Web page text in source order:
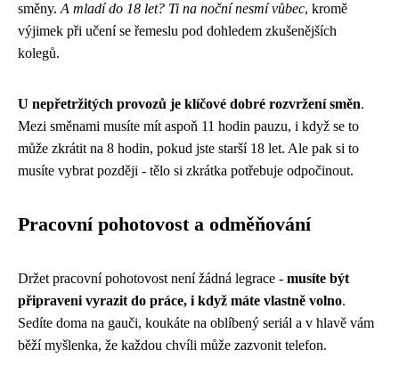
směny. A mladí do 18 let? Ti na noční nesmí vůbec, kromě
výjimek při učení se řemeslu pod dohledem zkušenějších
kolegů.
U nepřetržitých provozů je klíčové dobré rozvržení směn.
Mezi směnami musíte mít aspoň 11 hodin pauzu, i když se to
může zkrátit na 8 hodin, pokud jste starší 18 let. Ale pak si to
musíte vybrat později - tělo si zkrátka potřebuje odpočinout.
Pracovní pohotovost a odměňování
Držet pracovní pohotovost není žádná legrace - musíte být
připraveni vyrazit do práce, i když máte vlastně volno.
Sedíte doma na gauči, koukáte na oblíbený seriál a v hlavě vám
běží myšlenka, že každou chvíli může zazvonit telefon.